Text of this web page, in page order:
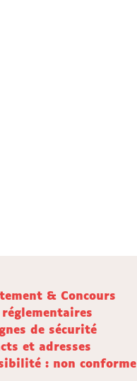
& Concours
réglementaires
de sécurité
et adresses
: non conforme